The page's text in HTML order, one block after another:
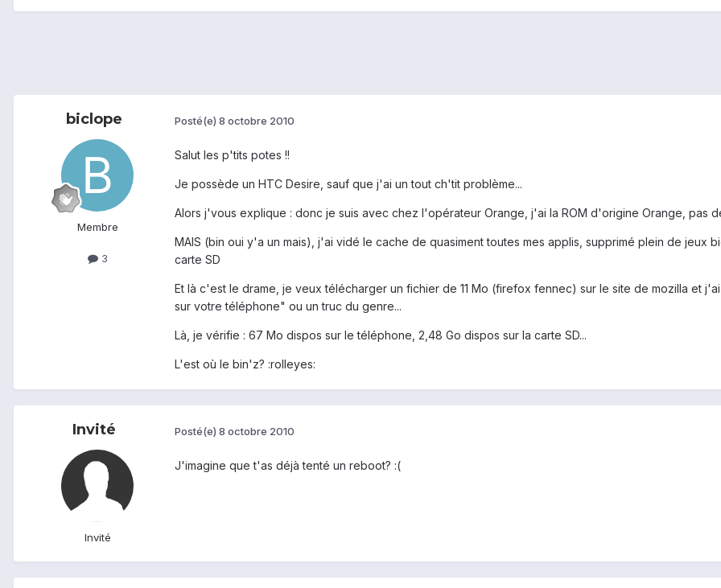
biclope
Membre
3
Posté(e) 8 octobre 2010
Salut les p'tits potes !!
Je possède un HTC Desire, sauf que j'ai un tout ch'tit problème...
Alors j'vous explique : donc je suis avec chez l'opérateur Orange, j'ai la ROM d'origine Orange, pas
MAIS (bin oui y'a un mais), j'ai vidé le cache de quasiment toutes mes applis, supprimé plein de jeux
carte SD
Et là c'est le drame, je veux télécharger un fichier de 11 Mo (firefox fennec) sur le site de mozilla et
sur votre téléphone" ou un truc du genre...
Là, je vérifie : 67 Mo dispos sur le téléphone, 2,48 Go dispos sur la carte SD...
L'est où le bin'z? :rolleyes:
Invité
Invité
Posté(e) 8 octobre 2010
J'imagine que t'as déjà tenté un reboot? :(